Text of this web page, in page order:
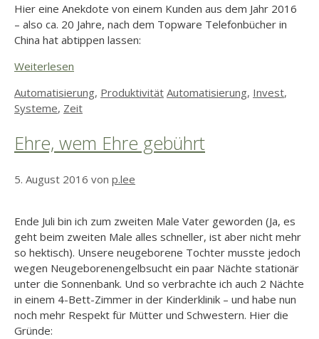
Hier eine Anekdote von einem Kunden aus dem Jahr 2016
– also ca. 20 Jahre, nach dem Topware Telefonbücher in
China hat abtippen lassen:
Weiterlesen
Kategorien
Automatisierung, Produktivität Schlagwörter
Automatisierung, Invest,
Systeme, Zeit
Ehre, wem Ehre gebührt
5. August 2016 von p.lee
Ende Juli bin ich zum zweiten Male Vater geworden (Ja, es
geht beim zweiten Male alles schneller, ist aber nicht mehr
so hektisch). Unsere neugeborene Tochter musste jedoch
wegen Neugeborenengelbsucht ein paar Nächte stationär
unter die Sonnenbank. Und so verbrachte ich auch 2 Nächte
in einem 4-Bett-Zimmer in der Kinderklinik – und habe nun
noch mehr Respekt für Mütter und Schwestern. Hier die
Gründe: